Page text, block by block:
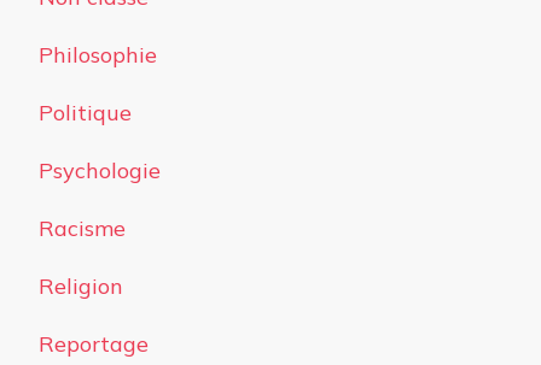
Philosophie
Politique
Psychologie
Racisme
Religion
Reportage